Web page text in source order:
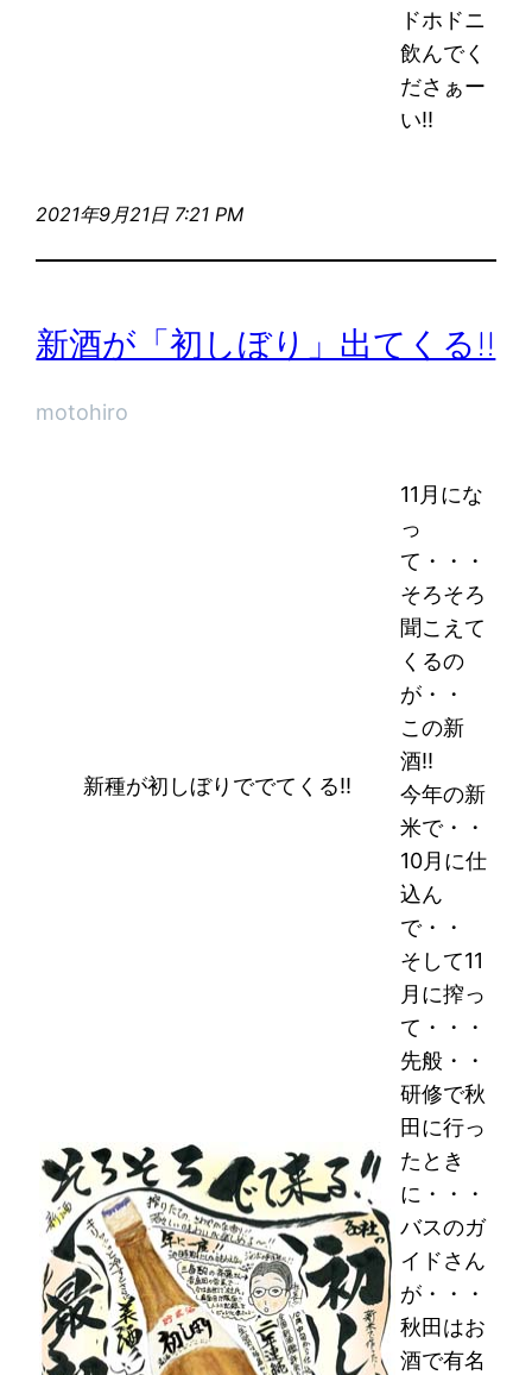
ドホドニ
飲んでく
ださぁー
い!!
2021年9月21日 7:21 PM
新酒が「初しぼり」出てくる!!
motohiro
新種が初しぼりででてくる!!
11月にな
っ
て・・・
そろそろ
聞こえて
くるの
が・・
この新
酒!!
今年の新
米で・・
10月に仕
込ん
で・・
そして11
月に搾っ
て・・・
先般・・
研修で秋
田に行っ
たとき
に・・・
バスのガ
イドさん
が・・・
秋田はお
酒で有名